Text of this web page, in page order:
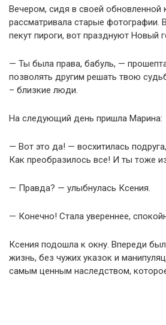
Вечером, сидя в своей обновленной
рассматривала старые фотографии.
пекут пироги, вот празднуют Новый
— Ты была права, бабуль, —
позволять другим решать твою
– близкие люди.
На следующий день пришла Марина:
— Вот это да! — восхитилась
Как преобразилось все! И ты тоже
— Правда? — улыбнулась Ксения.
— Конечно! Стала увереннее,
Ксения подошла к окну. Впереди
жизнь, без чужих указок и
самым ценным наследством,